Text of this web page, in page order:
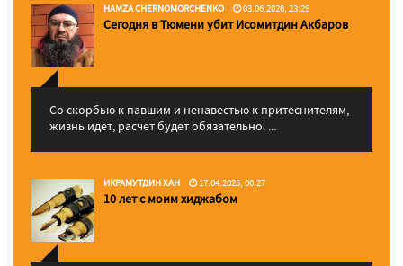
HAMZA CHERNOMORCHENKO 03.06.2026, 23:29
Сегодня в Тюмени убит Исомитдин Акбаров
Со скорбью к павшим и ненавестью к притеснителям,
жизнь идет, расчет будет обязательно. ...
ИКРАМУТДИН ХАН 17.04.2025, 00:27
10 лет с моим хиджабом